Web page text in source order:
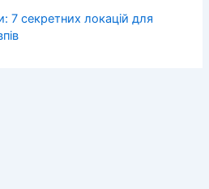
7 секретних локацій для